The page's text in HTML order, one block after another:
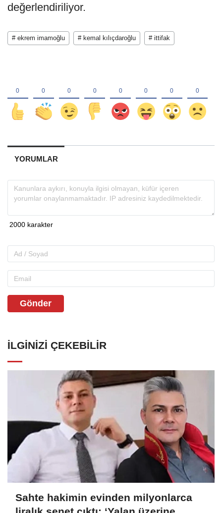
değerlendiriliyor.
# ekrem imamoğlu # kemal kılıçdaroğlu # ittifak
YORUMLAR
Gönder
İLGINIZI ÇEKEBILIR
Sahte hakimin evinden milyonlarca